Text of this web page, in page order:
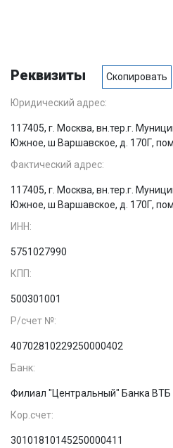
Реквизиты Скопировать
Юридический адрес:
117405, г. Москва, вн.тер.г.
Южное, ш Варшавское, д. 170Г,
Фактический адрес:
117405, г. Москва, вн.тер.г.
Южное, ш Варшавское, д. 170Г,
ИНН:
5751027990
КПП:
500301001
Р/счет №:
40702810229250000402
Банк:
Филиал "Центральный" Банка ВТБ
Кор.счет:
30101810145250000411